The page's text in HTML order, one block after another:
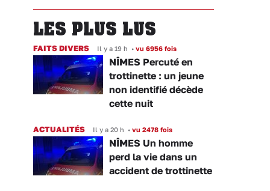
LES PLUS LUS
FAITS DIVERS Il y a 19 h • vu 6956 fois
NÎMES Percuté en
trottinette : un jeune
non identifié décède
cette nuit
ACTUALITÉS Il y a 20 h • vu 2478 fois
NÎMES Un homme
perd la vie dans un
accident de trottinette